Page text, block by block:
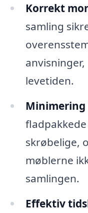
Korrekt
samling
levetiden.
Minimering
skrøbelige,
møblerne
samlingen.
Effektiv